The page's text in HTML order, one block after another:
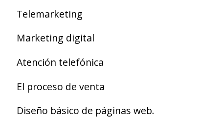
Telemarketing
Marketing digital
Atención telefónica
El proceso de venta
Diseño básico de páginas web.